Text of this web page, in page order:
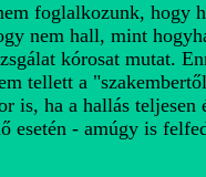
foglalkozunk, hogy
nem hall, mint
kórosat mutat.
tellett a
is, ha a hallás teljesen
esetén - amúgy is